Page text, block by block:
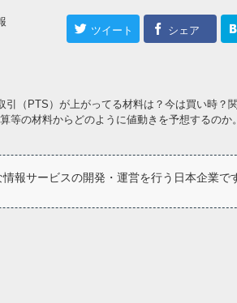
ツイート シェア
（PTS）が上がってる材料は？今は買い時？
の材料からどのように値動きを予想するのか
報サービスの開発・運営を行う日本企業で